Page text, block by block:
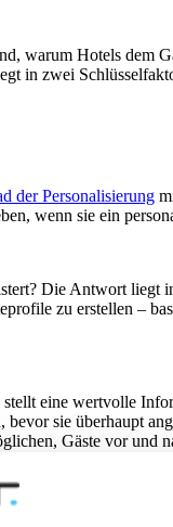
warum Hotels dem
in zwei
der Personalisierung
wenn sie ein
Die Antwort
zu erstellen
eine wertvolle
sie überhaupt
Gäste vor und